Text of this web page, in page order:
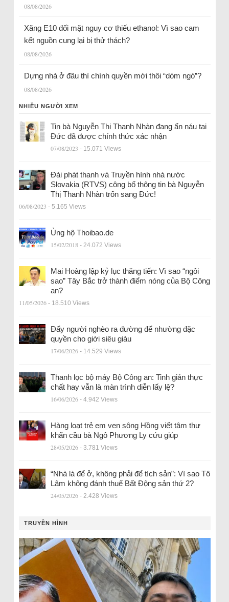
08/08/2026
Xăng E10 đối mặt nguy cơ thiếu ethanol: Vì sao cam
kết nguồn cung lại bị thử thách?
08/08/2026
Dựng nhà ở đâu thì chính quyền mới thôi “dòm ngó”?
08/08/2026
NHIỀU NGƯỜI XEM
Tin bà Nguyễn Thị Thanh Nhàn đang ẩn náu tại
Đức đã được chính thức xác nhận
07/08/2023 - 15.071 Views
Đài phát thanh và Truyền hình nhà nước
Slovakia (RTVS) công bố thông tin bà Nguyễn
Thị Thanh Nhàn trốn sang Đức!
06/08/2023 - 5.165 Views
Ủng hộ Thoibao.de
15/02/2018 - 24.072 Views
Mai Hoàng lập kỷ lục thăng tiến: Vì sao “ngôi
sao” Tây Bắc trở thành điểm nóng của Bộ Công
an?
11/05/2026 - 18.510 Views
Đẩy người nghèo ra đường để nhường đặc
quyền cho giới siêu giàu
17/06/2026 - 14.529 Views
Thanh lọc bộ máy Bộ Công an: Tinh giản thực
chất hay vẫn là màn trình diễn lấy lệ?
16/06/2026 - 4.942 Views
Hàng loạt trẻ em ven sông Hồng viết tâm thư
khẩn cầu bà Ngô Phương Ly cứu giúp
28/05/2026 - 3.781 Views
“Nhà là để ở, không phải để tích sản”: Vì sao Tô
Lâm không đánh thuế Bất Động sản thứ 2?
24/05/2026 - 2.428 Views
TRUYỀN HÌNH